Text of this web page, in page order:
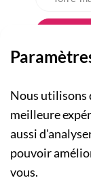
A
Qui
Actualités
Nous utilisons
meilleure
aussi
pouvoir
vous.